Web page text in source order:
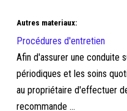
Autres materiaux:
Procédures d'entretien
Afin d'assurer une conduite
périodiques et les soins
au propriétaire d'effectuer
recommande ...